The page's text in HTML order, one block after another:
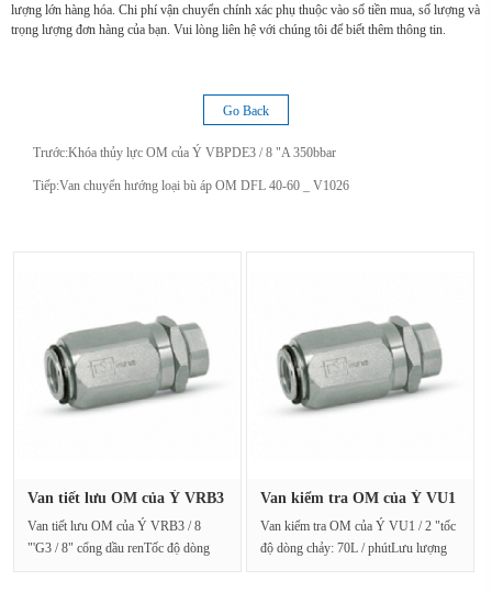
lượng lớn hàng hóa. Chi phí vận chuyển chính xác phụ thuộc vào số tiền mua, số lượng và
trọng lượng đơn hàng của bạn. Vui lòng liên hệ với chúng tôi để biết thêm thông tin.
Go Back
Trước:Khóa thủy lực OM của Ý VBPDE3 / 8 "A 350bbar
Tiếp:Van chuyển hướng loại bù áp OM DFL 40-60 _ V1026
Van tiết lưu OM của Ý VRB3
Van tiết lưu OM của Ý VRB3 / 8
"'G3 / 8" cổng dầu renTốc độ dòng
Van kiểm tra OM của Ý VU1
Van kiểm tra OM của Ý VU1 / 2 "tốc
độ dòng chảy: 70L / phútLưu lượng